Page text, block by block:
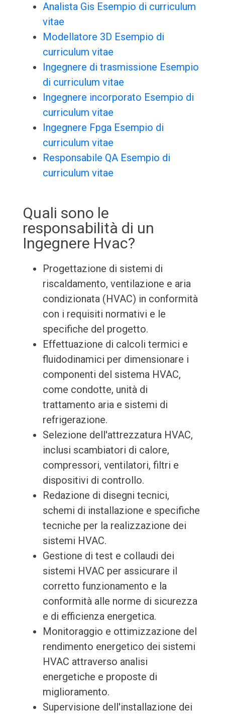
Analista Gis Esempio di curriculum
vitae
Modellatore 3D Esempio di
curriculum vitae
Ingegnere di trasmissione Esempio
di curriculum vitae
Ingegnere incorporato Esempio di
curriculum vitae
Ingegnere Fpga Esempio di
curriculum vitae
Responsabile QA Esempio di
curriculum vitae
Quali sono le
responsabilità di un
Ingegnere Hvac?
Progettazione di sistemi di
riscaldamento, ventilazione e aria
condizionata (HVAC) in conformità
con i requisiti normativi e le
specifiche del progetto.
Effettuazione di calcoli termici e
fluidodinamici per dimensionare i
componenti del sistema HVAC,
come condotte, unità di
trattamento aria e sistemi di
refrigerazione.
Selezione dell'attrezzatura HVAC,
inclusi scambiatori di calore,
compressori, ventilatori, filtri e
dispositivi di controllo.
Redazione di disegni tecnici,
schemi di installazione e specifiche
tecniche per la realizzazione dei
sistemi HVAC.
Gestione di test e collaudi dei
sistemi HVAC per assicurare il
corretto funzionamento e la
conformità alle norme di sicurezza
e di efficienza energetica.
Monitoraggio e ottimizzazione del
rendimento energetico dei sistemi
HVAC attraverso analisi
energetiche e proposte di
miglioramento.
Supervisione dell'installazione dei